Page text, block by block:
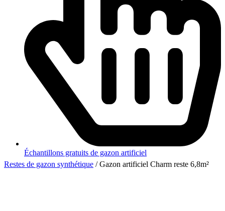
Échantillons gratuits de gazon artificiel
Restes de gazon synthétique / Gazon artificiel Charm reste 6,8m²